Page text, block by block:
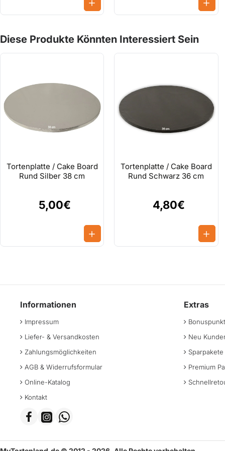
1 kg
Bei Raumtemperatur (20–25°C)
Gebrauch den verbleibenden
aufbewahren.
Diese Produkte Könnten Interessiert Sein
Tortenplatte / Cake Board
Rund Silber 38 cm
5,00€
Tortenplatte / Cake Board
Rund Schwarz 36 cm
4,80€
Informationen
Impressum
Liefer- & Versandkosten
Zahlungsmöglichkeiten
AGB & Widerrufsformular
Online-Katalog
Kontakt
Extras
Neu
Sparpakete
Premium